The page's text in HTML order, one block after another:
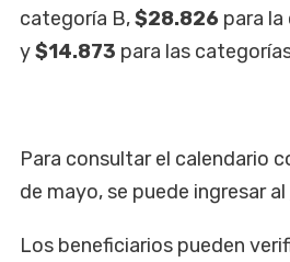
categoría B,$28.826 para
y$14.873 para las categorías
Para consultar el calendario
de mayo, se puede ingresar al
Los beneficiarios pueden